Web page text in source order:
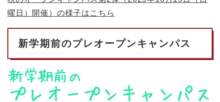
曜日）開催）の様子はこちら
新学期前のプレオープンキャンパス